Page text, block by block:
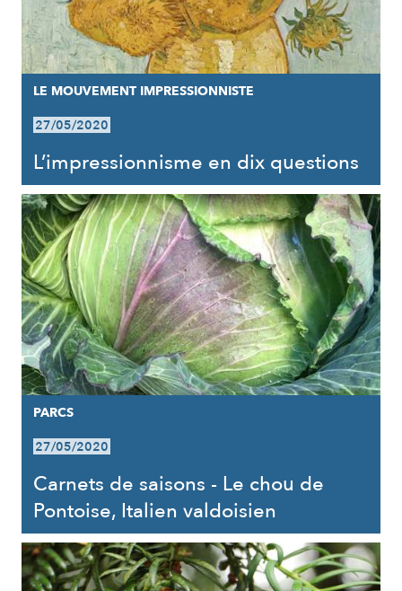
LE MOUVEMENT IMPRESSIONNISTE
27/05/2020
L’impressionnisme en dix questions
PARCS
27/05/2020
Carnets de saisons - Le chou de
Pontoise, Italien valdoisien